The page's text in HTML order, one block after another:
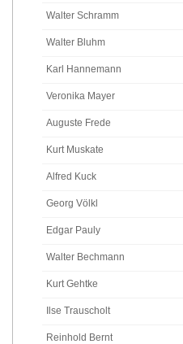
Walter Schramm
Walter Bluhm
Karl Hannemann
Veronika Mayer
Auguste Frede
Kurt Muskate
Alfred Kuck
Georg Völkl
Edgar Pauly
Walter Bechmann
Kurt Gehtke
Ilse Trauscholt
Reinhold Bernt